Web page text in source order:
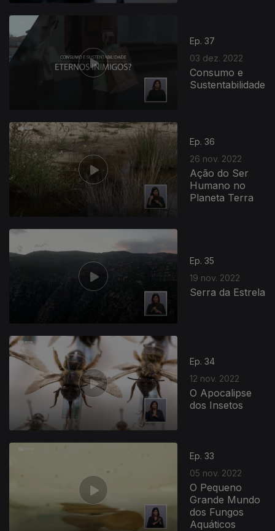
Ep. 37
03 dez. 2022
Consumo e
Sustentabilidade
Ep. 36
26 nov. 2022
Ação do Ser
Humano no
Planeta Terra
Ep. 35
19 nov. 2022
Serra da Estrela
Ep. 34
12 nov. 2022
O Apocalipse
dos Insetos
Ep. 33
05 nov. 2022
O Pequeno
Grande Mundo
dos Fungos
Aquáticos